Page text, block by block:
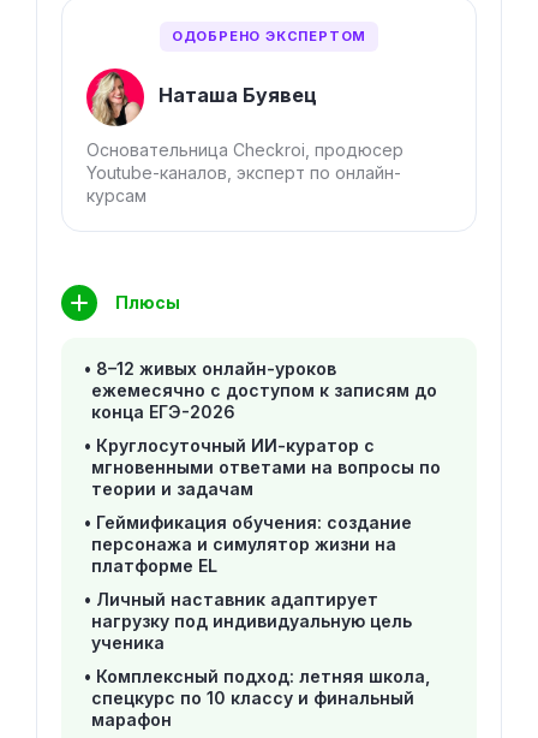
ОДОБРЕНО ЭКСПЕРТОМ
Наташа Буявец
Основательница Checkroi, продюсер
Youtube-каналов, эксперт по онлайн-
курсам
Плюсы
8–12 живых онлайн-уроков
ежемесячно с доступом к записям до
конца ЕГЭ-2026
Круглосуточный ИИ-куратор с
мгновенными ответами на вопросы по
теории и задачам
Геймификация обучения: создание
персонажа и симулятор жизни на
платформе EL
Личный наставник адаптирует
нагрузку под индивидуальную цель
ученика
Комплексный подход: летняя школа,
спецкурс по 10 классу и финальный
марафон